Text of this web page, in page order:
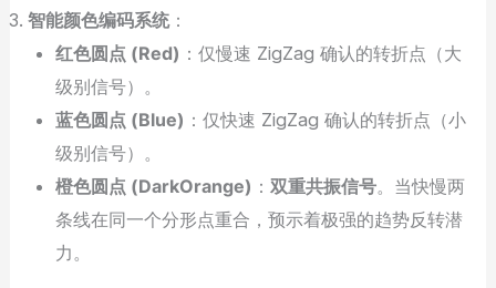
智能颜色编码系统：
红色圆点 (Red) ：仅慢速 ZigZag 确认的转折点（大
级别信号）。
蓝色圆点 (Blue) ：仅快速 ZigZag 确认的转折点（小
级别信号）。
橙色圆点 (DarkOrange) ： 双重共振信号。当快慢两
条线在同一个分形点重合，预示着极强的趋势反转潜
力。